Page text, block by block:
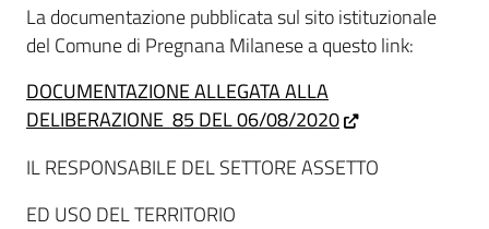
La documentazione pubblicata sul sito istituzionale
del Comune di Pregnana Milanese a questo link:
DOCUMENTAZIONE ALLEGATA ALLA
DELIBERAZIONE 85 DEL 06/08/2020
IL RESPONSABILE DEL SETTORE ASSETTO
ED USO DEL TERRITORIO